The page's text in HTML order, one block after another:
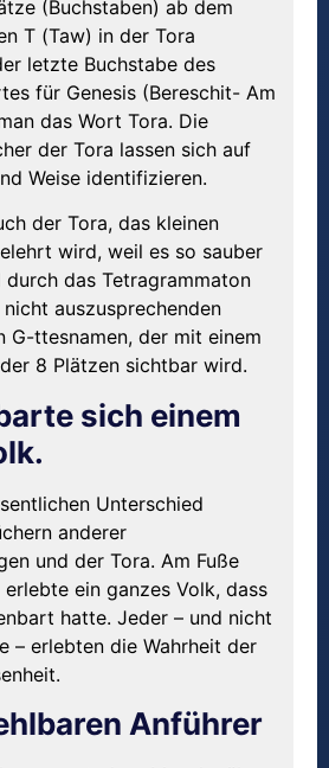
(Buchstaben) ab dem
T (Taw) in der Tora
letzte Buchstabe des
für Genesis (Bereschit- Am
das Wort Tora. Die
der Tora lassen sich auf
Weise identifizieren.
der Tora, das kleinen
wird, weil es so sauber
das Tetragrammaton
auszusprechenden
G-ttesnamen, der mit einem
8 Plätzen sichtbar wird.
sich einem
Unterschied
anderer
und der Tora. Am Fuße
erlebte ein ganzes Volk, dass
hatte. Jeder – und nicht
– erlebten die Wahrheit der
Anführer